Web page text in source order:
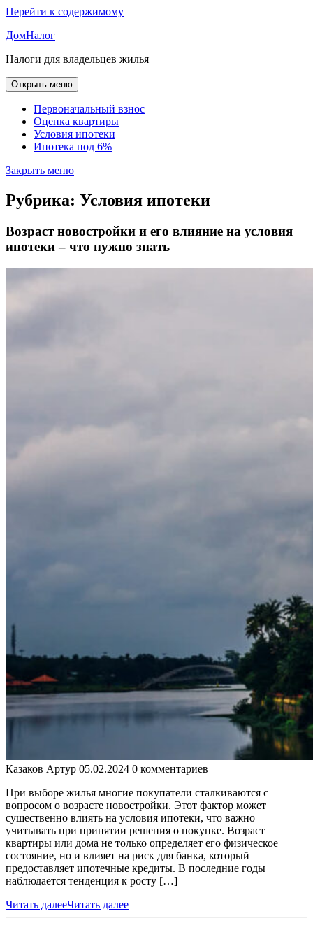
Перейти к содержимому
ДомНалог
Налоги для владельцев жилья
Открыть меню
Первоначальный взнос
Оценка квартиры
Условия ипотеки
Ипотека под 6%
Закрыть меню
Рубрика: Условия ипотеки
Возраст новостройки и его влияние на условия
ипотеки – что нужно знать
Казаков Артур 05.02.2024 0 комментариев
При выборе жилья многие покупатели сталкиваются с
вопросом о возрасте новостройки. Этот фактор может
существенно влиять на условия ипотеки, что важно
учитывать при принятии решения о покупке. Возраст
квартиры или дома не только определяет его физическое
состояние, но и влияет на риск для банка, который
предоставляет ипотечные кредиты. В последние годы
наблюдается тенденция к росту […]
Читать далееЧитать далее